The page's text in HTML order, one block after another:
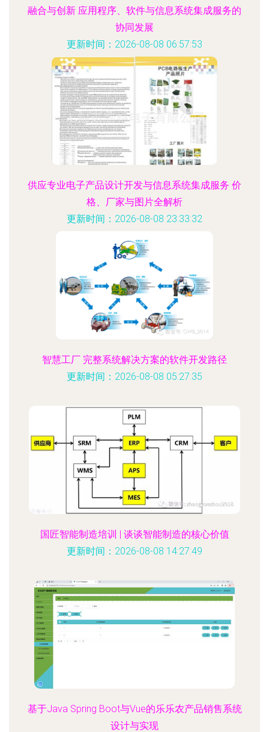
融合与创新 应用程序、软件与信息系统集成服务的
协同发展
更新时间：2026-08-08 06:57:53
供应专业电子产品设计开发与信息系统集成服务 价
格、厂家与图片全解析
更新时间：2026-08-08 23:33:32
智慧工厂 完整系统解决方案的软件开发路径
更新时间：2026-08-08 05:27:35
国匠智能制造培训 | 谈谈智能制造的核心价值
更新时间：2026-08-08 14:27:49
基于Java Spring Boot与Vue的乐乐农产品销售系统
设计与实现